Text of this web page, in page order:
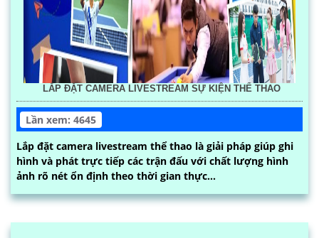
LẮP ĐẶT CAMERA LIVESTREAM SỰ KIỆN THỂ THAO
Lần xem: 4645
Lắp đặt camera livestream thể thao là giải pháp giúp ghi
hình và phát trực tiếp các trận đấu với chất lượng hình
ảnh rõ nét ổn định theo thời gian thực...